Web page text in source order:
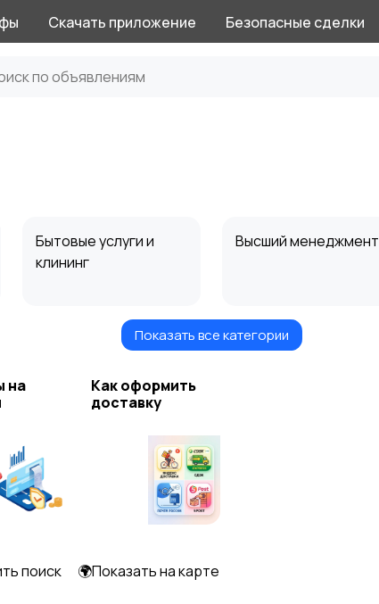
Скачать приложение Безопасные сделки
Бытовые услуги и
клининг
Высший менеджмент
Информационные
Искусство и
Образование и наука
Показать все категории
на
Как оформить
доставку
поиск 🌍Показать на карте